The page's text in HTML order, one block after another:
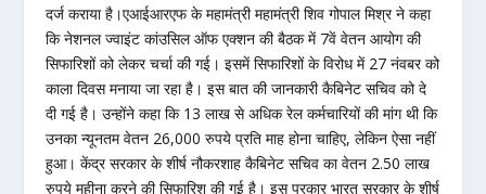
दर्ज कराया है।एआईआरएफ के महामंत्री महामंत्री शिव गोपाल मिश्र ने कहा
कि नेशनल ज्वाइंट कांउसिल ऑफ एक्शन की बैठक में 7वें वेतन आयोग की
सिफारिशों को लेकर चर्चा की गई। इसमें सिफारिशों के विरोध में 27 नंवबर को
काला दिवस मनाया जा रहा है। इस बात की जानकारी कैबिनेट सचिव को दे
दी गई है। उन्होंने कहा कि 13 लाख से अधिक रेल कर्मचारियों की मांग थी कि
उनका न्यूनतम वेतन 26,000 रुपये प्रति माह होना चाहिए, लेकिन ऐसा नहीं
हुआ। केंद्र सरकार के शीर्ष नौकरशाह कैबिनेट सचिव का वेतन 2.50 लाख
रुपये महीना करने की सिफारिश की गई है। इस प्रकार भारत सरकार के शीर्ष